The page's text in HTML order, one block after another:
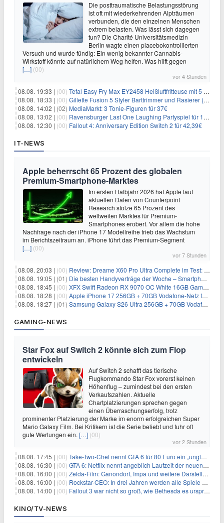
Die posttraumatische Belastungsstörung
ist oft mit wiederkehrenden Alpträumen
verbunden, die den einzelnen Menschen
extrem belasten. Was lässt sich dagegen
tun? Die Charité Universitätsmedizin
Berlin wagte einen placebokontrollierten
Versuch und wurde fündig: Ein wenig bekannter Cannabis-
Wirkstoff könnte auf natürlichem Weg helfen. Was hilft gegen
[…] (00)
vor 4 Stunden
08.08. 19:33 | (00) Tefal Easy Fry Max EY2458 Heißluftfritteuse mit 5 Litern für 64,99€
08.08. 18:33 | (00) Gillette Fusion 5 Styler Barttrimmer und Rasierer (All in One) für 16€
08.08. 14:02 | (02) MediaMarkt: 3 Tonie-Figuren für 37€
08.08. 13:02 | (00) Ravensburger Last One Laughing Partyspiel für 14,04€
08.08. 12:30 | (00) Fallout 4: Anniversary Edition Switch 2 für 42,39€
IT-NEWS
Apple beherrscht 65 Prozent des globalen
Premium-Smartphone-Marktes
Im ersten Halbjahr 2026 hat Apple laut
aktuellen Daten von Counterpoint
Research stolze 65 Prozent des
weltweiten Marktes für Premium-
Smartphones erobert. Vor allem die hohe
Nachfrage nach der iPhone 17 Modellreihe trieb das Wachstum
im Berichtszeitraum an. iPhone führt das Premium-Segment
[…] (00)
vor 7 Stunden
08.08. 20:03 | (00) Review: Dreame X60 Pro Ultra Complete im Test: 42.000 Pa, 100 °C Moppwäsche & erstaunlich viel Technik in nur 8,9 cm Höhe
08.08. 19:05 | (01) Die besten Handyverträge der Woche – Smartphone-Tarife & SIM-Only im Überblick
08.08. 18:45 | (00) XFX Swift Radeon RX 9070 OC White 16GB Gaming-Grafikkarte für 579€
08.08. 18:28 | (00) Apple iPhone 17 256GB + 70GB Vodafone-Netz für 34,99€/Monat (effektiv 6,41€/Monat)
08.08. 18:27 | (01) Samsung Galaxy S26 Ultra 256GB + 70GB Vodafone-Netz für 34,99€/Monat (effektiv 4,74€/Monat)
GAMING-NEWS
Star Fox auf Switch 2 könnte sich zum Flop
entwickeln
Auf Switch 2 schafft das tierische
Flugkommando Star Fox vorerst keinen
Höhenflug – zumindest bei den ersten
Verkaufszahlen. Aktuelle
Chartplatzierungen sprechen gegen
einen Überraschungserfolg, trotz
prominenter Platzierung der Marke im enorm erfolgreichen Super
Mario Galaxy Film. Bei Kritikern ist die Serie beliebt und fuhr oft
gute Wertungen ein. […] (00)
vor 2 Stunden
08.08. 17:45 | (00) Take-Two-Chef nennt GTA 6 für 80 Euro ein „unglaubliches Schnäppchen“
08.08. 16:30 | (00) GTA 6: Netflix nennt angeblich Laufzeit der neuen Gameplay-Präsentation
08.08. 16:00 | (00) Zelda-Film: Ganondorf, Impa und weitere Darsteller sollen feststehen
08.08. 16:00 | (00) Rockstar-CEO: In drei Jahren werden alle Spiele gestreamt
08.08. 14:00 | (00) Fallout 3 war nicht so groß, wie Bethesda es ursprünglich wollte
KINO/TV-NEWS